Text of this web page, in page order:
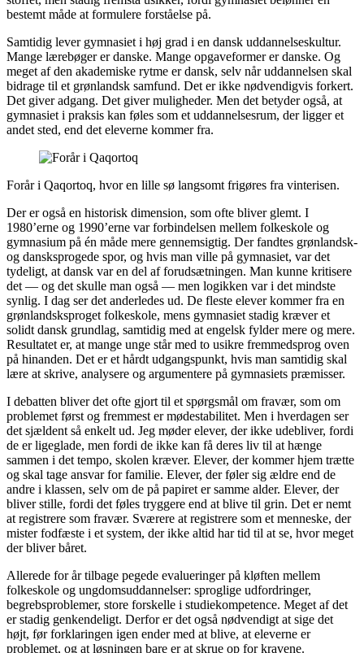
bestemt måde at formulere forståelse på.
Samtidig lever gymnasiet i høj grad i en dansk uddannelseskultur.
Mange lærebøger er danske. Mange opgaveformer er danske. Og
meget af den akademiske rytme er dansk, selv når uddannelsen skal
bidrage til et grønlandsk samfund. Det er ikke nødvendigvis forkert.
Det giver adgang. Det giver muligheder. Men det betyder også, at
gymnasiet i praksis kan føles som et uddannelsesrum, der ligger et
andet sted, end det eleverne kommer fra.
Forår i Qaqortoq, hvor en lille sø langsomt frigøres fra vinterisen.
Der er også en historisk dimension, som ofte bliver glemt. I
1980’erne og 1990’erne var forbindelsen mellem folkeskole og
gymnasium på én måde mere gennemsigtig. Der fandtes grønlandsk-
og dansksprogede spor, og hvis man ville på gymnasiet, var det
tydeligt, at dansk var en del af forudsætningen. Man kunne kritisere
det — og det skulle man også — men logikken var i det mindste
synlig. I dag ser det anderledes ud. De fleste elever kommer fra en
grønlandsksproget folkeskole, mens gymnasiet stadig kræver et
solidt dansk grundlag, samtidig med at engelsk fylder mere og mere.
Resultatet er, at mange unge står med to usikre fremmedsprog oven
på hinanden. Det er et hårdt udgangspunkt, hvis man samtidig skal
lære at skrive, analysere og argumentere på gymnasiets præmisser.
I debatten bliver det ofte gjort til et spørgsmål om fravær, som om
problemet først og fremmest er mødestabilitet. Men i hverdagen ser
det sjældent så enkelt ud. Jeg møder elever, der ikke udebliver, fordi
de er ligeglade, men fordi de ikke kan få deres liv til at hænge
sammen i det tempo, skolen kræver. Elever, der kommer hjem trætte
og skal tage ansvar for familie. Elever, der føler sig ældre end de
andre i klassen, selv om de på papiret er samme alder. Elever, der
bliver stille, fordi det føles tryggere end at blive til grin. Det er nemt
at registrere som fravær. Sværere at registrere som et menneske, der
mister fodfæste i et system, der ikke altid har tid til at se, hvor meget
der bliver båret.
Allerede for år tilbage pegede evalueringer på kløften mellem
folkeskole og ungdomsuddannelser: sproglige udfordringer,
begrebsproblemer, store forskelle i studiekompetence. Meget af det
er stadig genkendeligt. Derfor er det også nødvendigt at sige det
højt, før forklaringen igen ender med at blive, at eleverne er
problemet, og at løsningen bare er at skrue op for kravene.